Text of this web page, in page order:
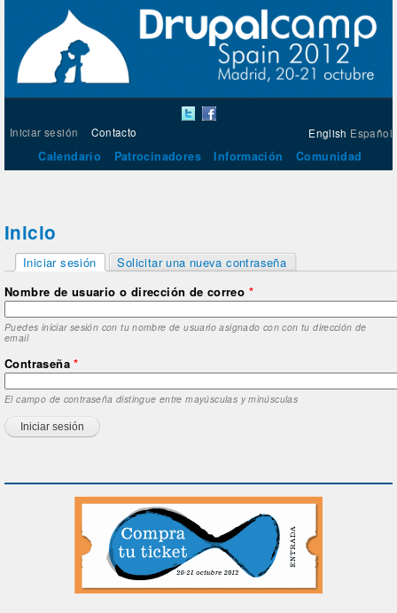
English Español
Iniciar sesión Contacto
Calendario Patrocinadores Información Comunidad
Inicio
Solapas principales
Iniciar sesión
Solicitar una nueva contraseña
Nombre de usuario o dirección de correo *
Puedes iniciar sesión con tu nombre de usuario asignado con con tu dirección de
email
Contraseña*
El campo de contraseña distingue entre mayúsculas y minúsculas